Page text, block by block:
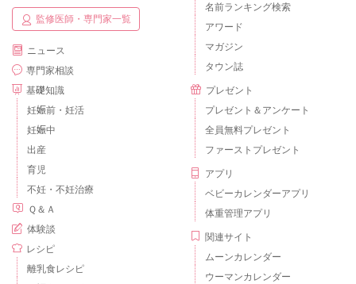
監修医師・専門家一覧
ニュース
専門家相談
基礎知識
妊娠前・妊活
妊娠中
出産
育児
不妊・不妊治療
Ｑ＆Ａ
体験談
レシピ
離乳食レシピ
名前ランキング検索
アワード
マガジン
タウン誌
プレゼント
プレゼント＆アンケート
全員無料プレゼント
ファーストプレゼント
アプリ
ベビーカレンダーアプリ
体重管理アプリ
関連サイト
ムーンカレンダー
ウーマンカレンダー